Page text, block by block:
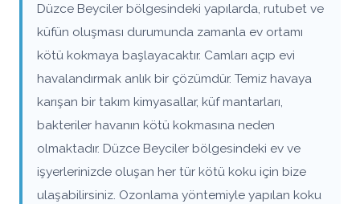
Düzce Beyciler bölgesindeki yapılarda, rutubet ve
küfün oluşması durumunda zamanla ev ortamı
kötü kokmaya başlayacaktır. Camları açıp evi
havalandırmak anlık bir çözümdür. Temiz havaya
karışan bir takım kimyasallar, küf mantarları,
bakteriler havanın kötü kokmasına neden
olmaktadır. Düzce Beyciler bölgesindeki ev ve
işyerlerinizde oluşan her tür kötü koku için bize
ulaşabilirsiniz. Ozonlama yöntemiyle yapılan koku